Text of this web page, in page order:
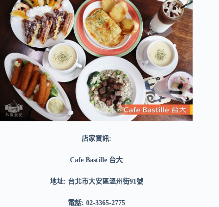
店家資訊:
Cafe Bastille 台大
地址: 台北市大安區溫州街91號
電話: 02-3365-2775